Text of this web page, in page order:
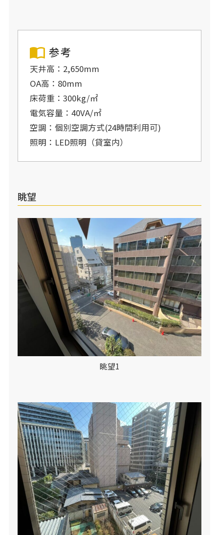
参考
天井高：2,650mm
OA高：80mm
床荷重：300kg/㎡
電気容量：40VA/㎡
空調：個別空調方式(24時間利用可)
照明：LED照明（貸室内）
眺望
眺望1